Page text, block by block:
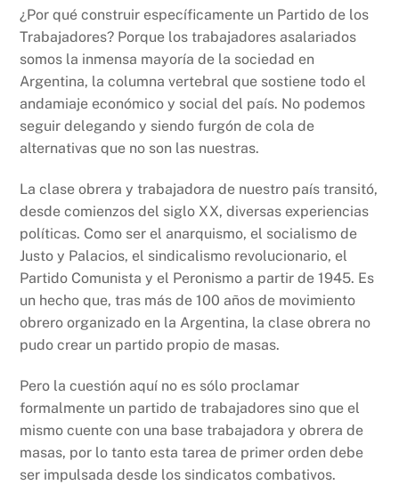
¿Por qué construir específicamente un Partido de los
Trabajadores? Porque los trabajadores asalariados
somos la inmensa mayoría de la sociedad en
Argentina, la columna vertebral que sostiene todo el
andamiaje económico y social del país. No podemos
seguir delegando y siendo furgón de cola de
alternativas que no son las nuestras.
La clase obrera y trabajadora de nuestro país transitó,
desde comienzos del siglo XX, diversas experiencias
políticas. Como ser el anarquismo, el socialismo de
Justo y Palacios, el sindicalismo revolucionario, el
Partido Comunista y el Peronismo a partir de 1945. Es
un hecho que, tras más de 100 años de movimiento
obrero organizado en la Argentina, la clase obrera no
pudo crear un partido propio de masas.
Pero la cuestión aquí no es sólo proclamar
formalmente un partido de trabajadores sino que el
mismo cuente con una base trabajadora y obrera de
masas, por lo tanto esta tarea de primer orden debe
ser impulsada desde los sindicatos combativos.